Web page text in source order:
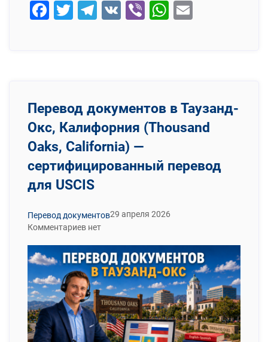
Facebook
Twitter
Telegram
VK ViberWhatsApp
Перевод документов в Таузанд-
Окс, Калифорния (Thousand
Oaks, California) —
сертифицированный перевод
для USCIS
Перевод документов29 апреля 2026
Комментариев нет